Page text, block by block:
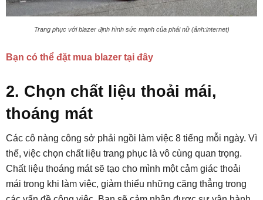
Trang phục với blazer định hình sức mạnh của phái nữ (ảnh:internet)
Bạn có thể đặt mua blazer tại đây
2. Chọn chất liệu thoải mái,
thoáng mát
Các cô nàng công sở phải ngồi làm việc 8 tiếng mỗi ngày. Vì
thế, việc chọn chất liệu trang phục là vô cùng quan trọng.
Chất liệu thoáng mát sẽ tạo cho mình một cảm giác thoải
mái trong khi làm việc, giảm thiểu những căng thẳng trong